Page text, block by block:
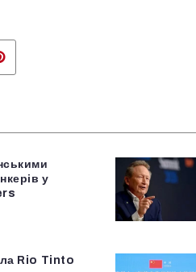
у
Rio Tinto